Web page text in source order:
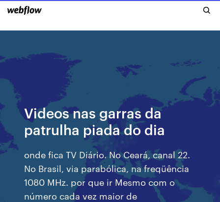
Videos nas garras da
patrulha piada do dia
onde fica TV Diário. No Ceará, canal 22.
No Brasil, via parabólica, na freqüência
1080 MHz. por que ir Mesmo com o
número cada vez maior de